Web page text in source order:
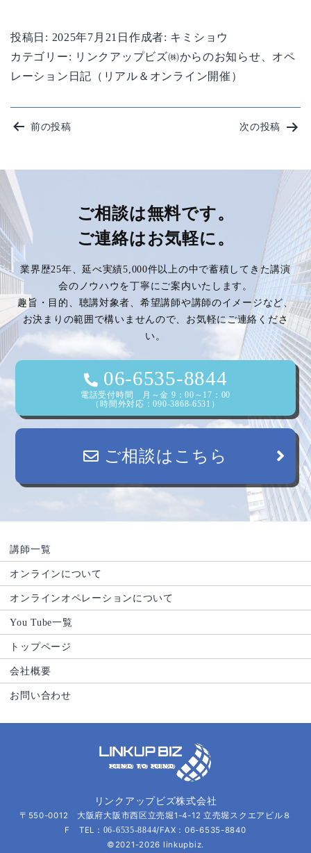
投稿日: 2025年7月21日 作成者: キミショウ
カテゴリー: リンクアップビズ㈱からのお知らせ
オペ
レーション日記（リアル＆オンライン開催）
投
ナ
ビ
ゲ
ー
シ
ョ
ン
前の投稿 次の投稿
ご相談は無料です。
ご連絡はお気軽に。
業界歴25年、延べ実績5,000件以上の中で蓄積してきた講演
会のノウハウを丁寧にご案内いたします。
趣旨・目的、聴講対象者、希望講師や講師のイメージなど、
お決まりの範囲で構いませんので、お気軽にご連絡くださ
い。
06-6535-8844
電話受付時間 月～金 9：00～17：00
（時間外対応：090-3868-6531）
ご相談はこちら
講師一覧
オンラインについて
オンラインオペレーションについて
You Tube一覧
トップページ
会社概要
お問い合わせ
リンクアップビズ株式会社
〒550-0012 大阪府大阪市西区立売堀1-4-12 立売堀スクエアビル８
F TEL： 06-6535-8844/FAX：06-6535-8840
©2021-2026 linkupbiz.